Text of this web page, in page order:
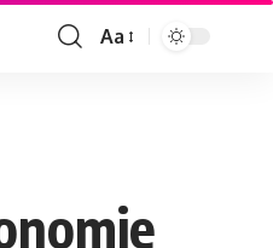
Font
Aa